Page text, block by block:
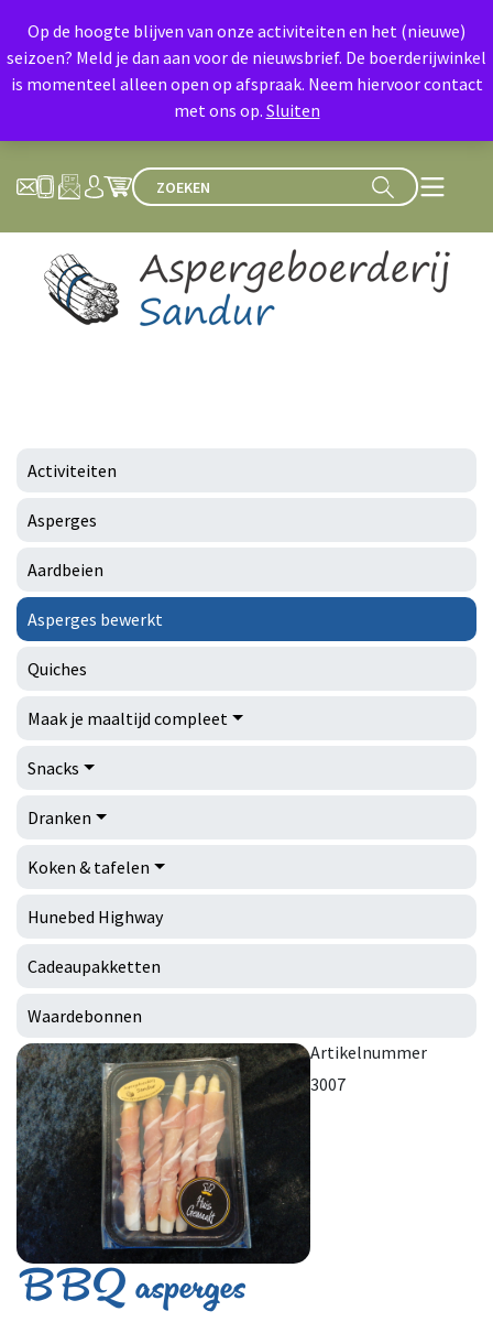
Activiteiten
Asperges
Aardbeien
Asperges bewerkt
Quiches
Maak je maaltijd compleet
Snacks
Dranken
Koken & tafelen
Hunebed Highway
Cadeaupakketten
Waardebonnen
Artikelnummer
3007
BBQ asperges
Op de hoogte blijven van onze activiteiten en het (nieuwe)
seizoen? Meld je dan aan voor de nieuwsbrief. De boerderijwinkel
is momenteel alleen open op afspraak. Neem hiervoor contact
met ons op. Sluiten